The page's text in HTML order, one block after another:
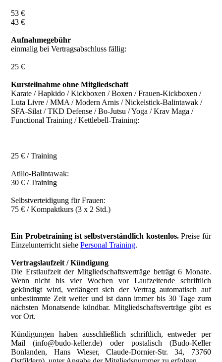
53 €
43 €
Aufnahmegebühr
einmalig bei Vertragsabschluss fällig:
25 €
Kursteilnahme ohne Mitgliedschaft
Karate / Hapkido / Kickboxen / Boxen / Frauen-Kickboxen /
Luta Livre / MMA / Modern Arnis / Nickelstick-Balintawak /
SFA-Silat / TKD Defense / Bo-Jutsu / Yoga / Krav Maga /
Functional Training / Kettlebell-Training:
25 € / Training
Atillo-Balintawak:
30 € / Training
Selbstverteidigung für Frauen:
75 € / Kompaktkurs (3 x 2 Std.)
Ein Probetraining ist selbstverständlich kostenlos.Preise für
Einzelunterricht siehePersonal Training.
Vertragslaufzeit / Kündigung
Die Erstlaufzeit der Mitgliedschaftsverträge beträgt 6 Monate.
Wenn nicht bis vier Wochen vor Laufzeitende schriftlich
gekündigt wird, verlängert sich der Vertrag automatisch auf
unbestimmte Zeit weiter und ist dann immer bis 30 Tage zum
nächsten Monatsende kündbar. Mitgliedschaftsverträge gibt es
vor Ort.
Kündigungen haben ausschließlich schriftlich, entweder per
Mail (info@budo-keller.de) oder postalisch (Budo-Keller
Bonlanden, Hans Wieser, Claude-Dornier-Str. 34, 73760